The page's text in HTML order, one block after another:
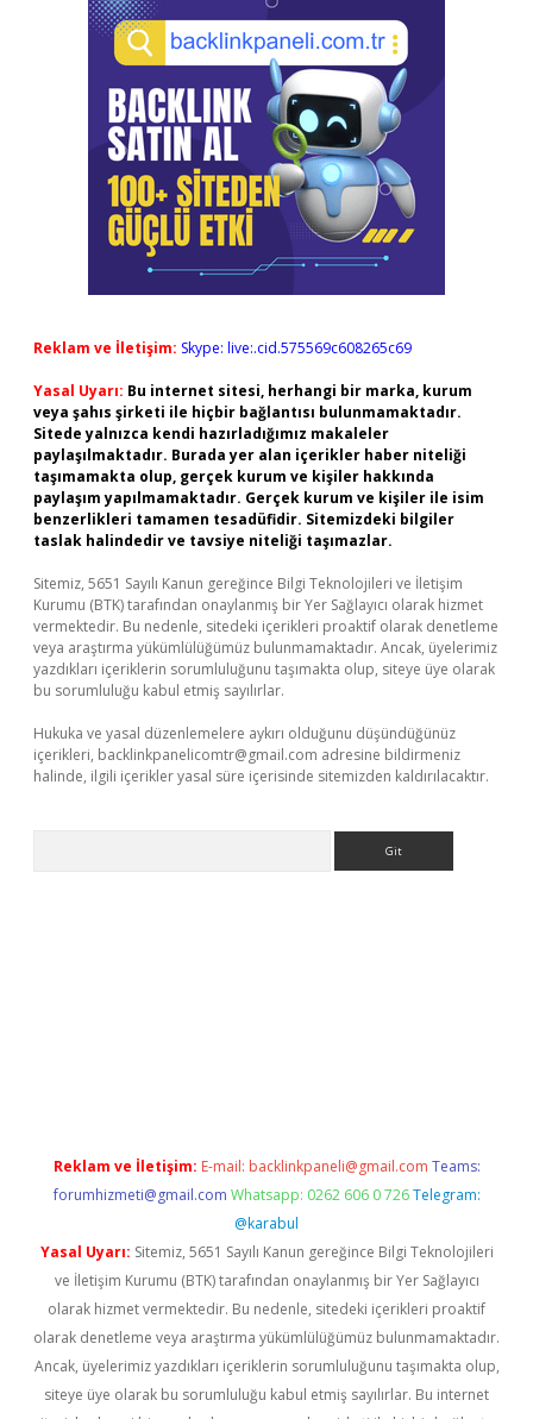
Reklam ve İletişim: Skype: live:.cid.575569c608265c69
Yasal Uyarı: Bu internet sitesi, herhangi bir marka, kurum
veya şahıs şirketi ile hiçbir bağlantısı bulunmamaktadır.
Sitede yalnızca kendi hazırladığımız makaleler
paylaşılmaktadır. Burada yer alan içerikler haber niteliği
taşımamakta olup, gerçek kurum ve kişiler hakkında
paylaşım yapılmamaktadır. Gerçek kurum ve kişiler ile isim
benzerlikleri tamamen tesadüfidir. Sitemizdeki bilgiler
taslak halindedir ve tavsiye niteliği taşımazlar.
Sitemiz, 5651 Sayılı Kanun gereğince Bilgi Teknolojileri ve İletişim
Kurumu (BTK) tarafından onaylanmış bir Yer Sağlayıcı olarak hizmet
vermektedir. Bu nedenle, sitedeki içerikleri proaktif olarak denetleme
veya araştırma yükümlülüğümüz bulunmamaktadır. Ancak, üyelerimiz
yazdıkları içeriklerin sorumluluğunu taşımakta olup, siteye üye olarak
bu sorumluluğu kabul etmiş sayılırlar.
Hukuka ve yasal düzenlemelere aykırı olduğunu düşündüğünüz
içerikleri, backlinkpanelicomtr@gmail.com adresine bildirmeniz
halinde, ilgili içerikler yasal süre içerisinde sitemizden kaldırılacaktır.
Reklam ve İletişim: E-mail: backlinkpaneli@gmail.com Teams:
forumhizmeti@gmail.com Whatsapp: 0262 606 0 726 Telegram:
@karabul
Yasal Uyarı: Sitemiz, 5651 Sayılı Kanun gereğince Bilgi Teknolojileri
ve İletişim Kurumu (BTK) tarafından onaylanmış bir Yer Sağlayıcı
olarak hizmet vermektedir. Bu nedenle, sitedeki içerikleri proaktif
olarak denetleme veya araştırma yükümlülüğümüz bulunmamaktadır.
Ancak, üyelerimiz yazdıkları içeriklerin sorumluluğunu taşımakta olup,
siteye üye olarak bu sorumluluğu kabul etmiş sayılırlar. Bu internet